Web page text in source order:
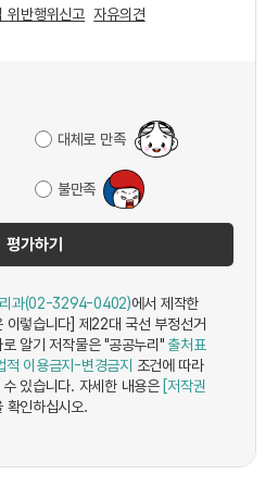
위반행위신고 자유의견
대체로 만족
불만족
평가하기
리과(02-3294-0402)에서 제작한
이렇습니다] 제22대 국선 부정선거
알기 저작물은 "공공누리" 출처표
적 이용금지-변경금지 조건에 따라
수 있습니다. 자세한 내용은 [저작권
확인하십시오.